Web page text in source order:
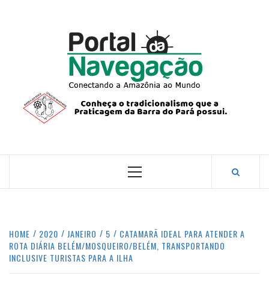
CONECTANDO A AMAZÔNIA COM O MUNDO.
Primary
HOME 2020 JANEIRO 5
CATAMARÃ IDEAL PARA ATENDER A
ROTA DIÁRIA BELÉM/MOSQUEIRO/BELÉM, TRANSPORTANDO
INCLUSIVE TURISTAS PARA A ILHA